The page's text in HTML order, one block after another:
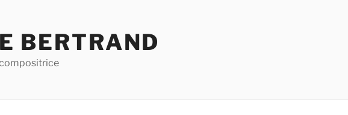
BERTRAND